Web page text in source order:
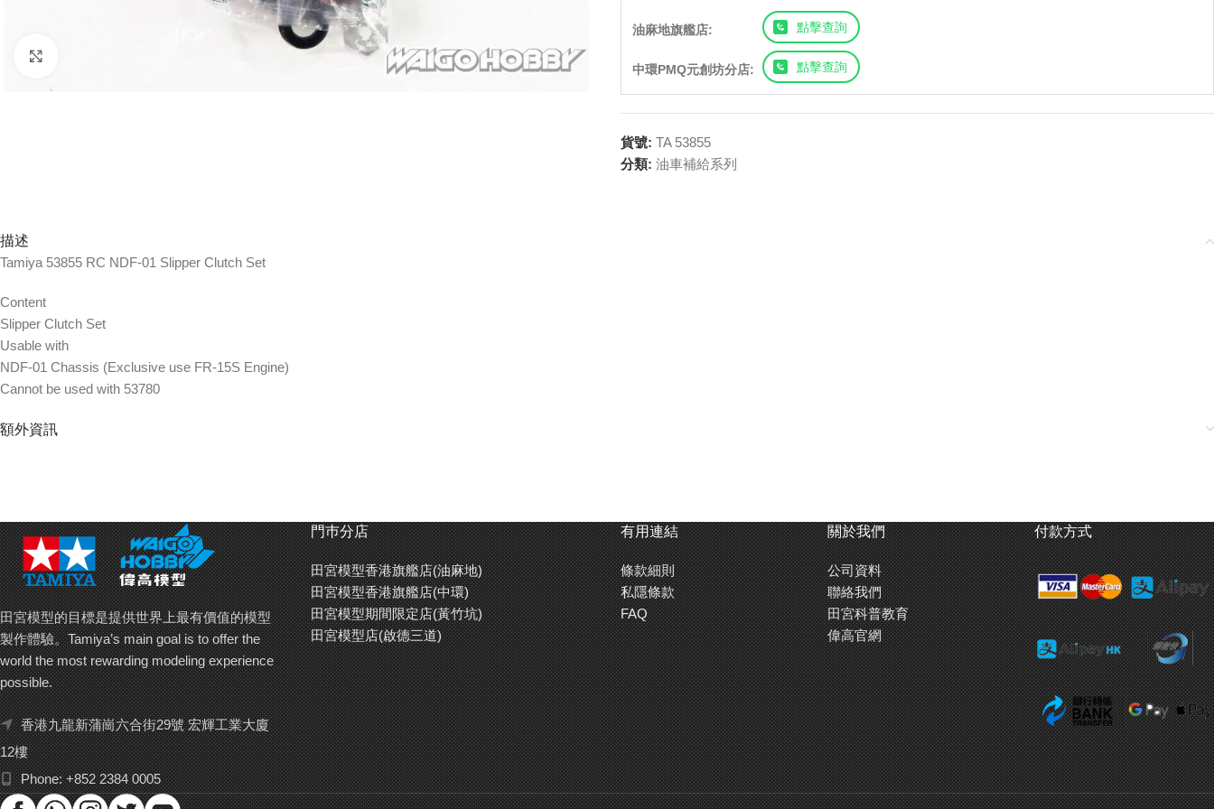
油麻地旗艦店: 點擊查詢
中環PMQ元創坊分店: 點擊查詢
貨號: TA 53855
分類: 油車補給系列
描述
Tamiya 53855 RC NDF-01 Slipper Clutch Set
Content
Slipper Clutch Set
Usable with
NDF-01 Chassis (Exclusive use FR-15S Engine)
Cannot be used with 53780
額外資訊
田宮模型的目標是提供世界上最有價值的模型
製作體驗。Tamiya’s main goal is to offer the
world the most rewarding modeling experience
possible.
香港九龍新蒲崗六合街29號 宏輝工業大廈
12樓
Phone: +852 2384 0005
門巿分店
田宮模型香港旗艦店(油麻地)
田宮模型香港旗艦店(中環)
田宮模型期間限定店(黃竹坑)
田宮模型店(啟德三道)
有用連結
條款細則
私隱條款
FAQ
關於我們
公司資料
聯絡我們
田宮科普教育
偉高官網
付款方式